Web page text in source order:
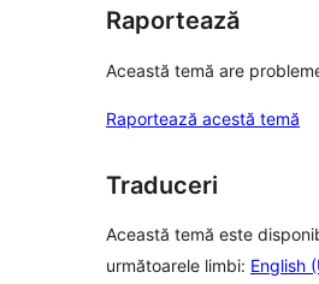
Raportează
Această temă are
Raportează acestă temă
Traduceri
Această temă este
următoarele limbi: English